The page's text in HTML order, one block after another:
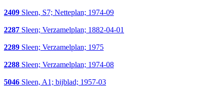
2409 Sleen, S7; Netteplan; 1974-09
2287 Sleen; Verzamelplan; 1882-04-01
2289 Sleen; Verzamelplan; 1975
2288 Sleen; Verzamelplan; 1974-08
5046 Sleen, A1; bijblad; 1957-03